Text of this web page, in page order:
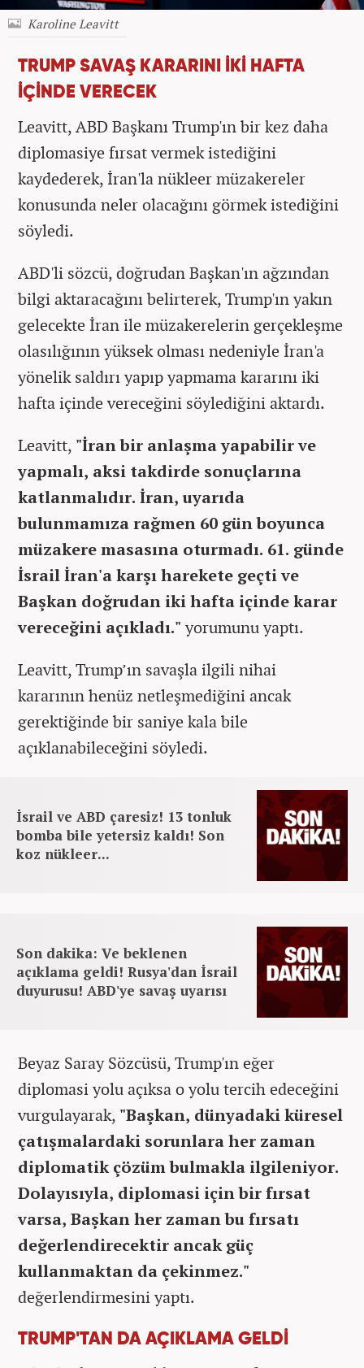
Karoline Leavitt
TRUMP SAVAŞ KARARINI İKİ HAFTA
İÇİNDE VERECEK
Leavitt, ABD Başkanı Trump'ın bir kez daha
diplomasiye fırsat vermek istediğini
kaydederek, İran'la nükleer müzakereler
konusunda neler olacağını görmek istediğini
söyledi.
ABD'li sözcü, doğrudan Başkan'ın ağzından
bilgi aktaracağını belirterek, Trump'ın yakın
gelecekte İran ile müzakerelerin gerçekleşme
olasılığının yüksek olması nedeniyle İran'a
yönelik saldırı yapıp yapmama kararını iki
hafta içinde vereceğini söylediğini aktardı.
Leavitt, "İran bir anlaşma yapabilir ve
yapmalı, aksi takdirde sonuçlarına
katlanmalıdır. İran, uyarıda
bulunmamıza rağmen 60 gün boyunca
müzakere masasına oturmadı. 61. günde
İsrail İran'a karşı harekete geçti ve
Başkan doğrudan iki hafta içinde karar
vereceğini açıkladı."yorumunu yaptı.
Leavitt, Trump’ın savaşla ilgili nihai
kararının henüz netleşmediğini ancak
gerektiğinde bir saniye kala bile
açıklanabileceğini söyledi.
İsrail ve ABD çaresiz! 13 tonluk
bomba bile yetersiz kaldı! Son
koz nükleer...
Son dakika: Ve beklenen
açıklama geldi! Rusya'dan İsrail
duyurusu! ABD'ye savaş uyarısı
Beyaz Saray Sözcüsü, Trump'ın eğer
diplomasi yolu açıksa o yolu tercih edeceğini
vurgulayarak, "Başkan, dünyadaki küresel
çatışmalardaki sorunlara her zaman
diplomatik çözüm bulmakla ilgileniyor.
Dolayısıyla, diplomasi için bir fırsat
varsa, Başkan her zaman bu fırsatı
değerlendirecektir ancak güç
kullanmaktan da çekinmez."
değerlendirmesini yaptı.
TRUMP'TAN DA AÇIKLAMA GELDİ